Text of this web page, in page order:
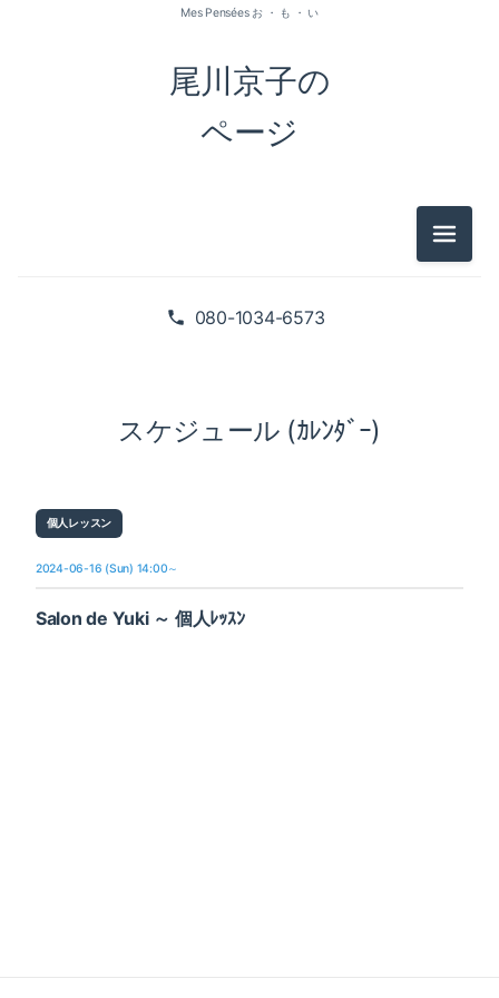
080-1034-6573
尾川京子の
ページ
Mes Pensées お ・ も ・ い
メニュ
スケジュール (ｶﾚﾝﾀﾞｰ)
個人レッスン
2024-06-16 (Sun) 14:00～
Salon de Yuki ～ 個人ﾚｯｽﾝ